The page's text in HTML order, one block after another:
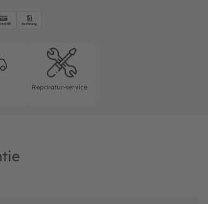
Lastschrift
VersandReparatur-service
Reparatur-service